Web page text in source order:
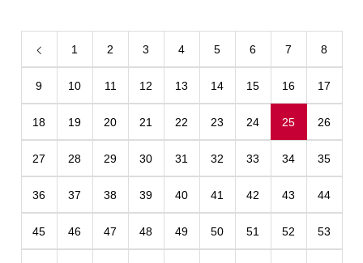
1 2 3 4 5 6 7 8
9 10 11 12 13 14 15 16 17
18 19 20 21 22 23 24 25 26
27 28 29 30 31 32 33 34 35
36 37 38 39 40 41 42 43 44
45 46 47 48 49 50 51 52 53